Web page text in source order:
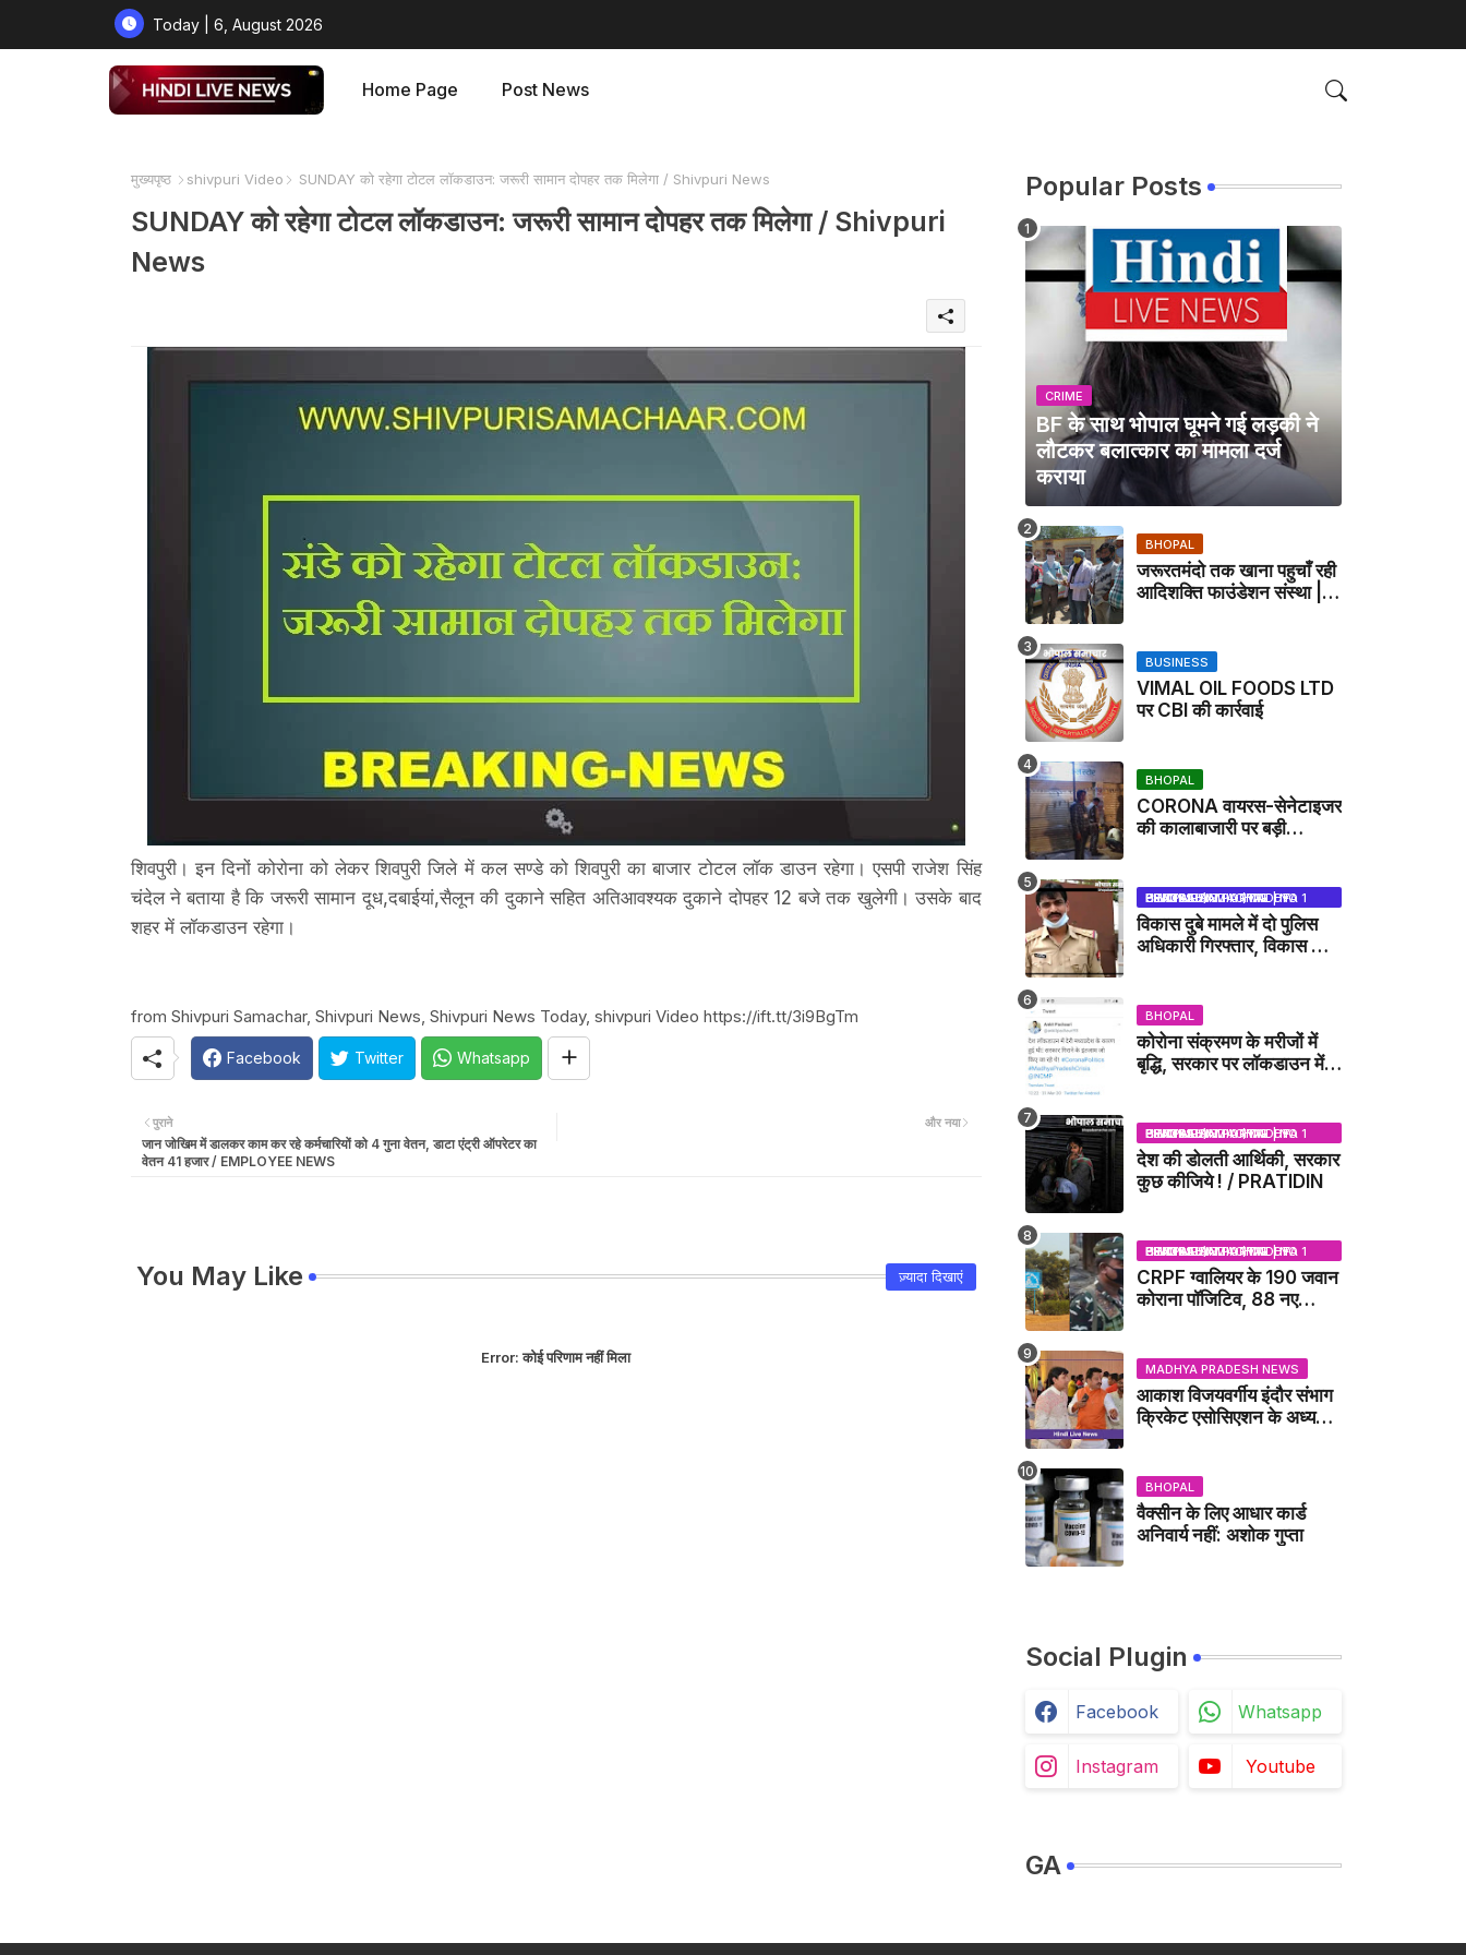
Today | 6, August 2026
Home Page Post News
मुख्यपृष्ठ shivpuri Video SUNDAY को रहेगा टोटल लॉकडाउन: जरूरी सामान दोपहर तक मिलेगा / Shivpuri News
SUNDAY को रहेगा टोटल लॉकडाउन: जरूरी सामान दोपहर तक मिलेगा / Shivpuri
News
शिवपुरी। इन दिनों कोरोना को लेकर शिवपुरी जिले में कल सण्डे को शिवपुरी का बाजार टोटल लॉक डाउन रहेगा। एसपी राजेश सिंह
चंदेल ने बताया है कि जरूरी सामान दूध,दबाईयां,सैलून की दुकाने सहित अतिआवश्यक दुकाने दोपहर 12 बजे तक खुलेगी। उसके बाद
शहर में लॉकडाउन रहेगा।
from Shivpuri Samachar, Shivpuri News, Shivpuri News Today, shivpuri Video https://ift.tt/3i9BgTm
Facebook Twitter Whatsapp
और नया
पुराने
जान जोखिम में डालकर काम कर रहे कर्मचारियों को 4 गुना वेतन, डाटा एंट्री ऑपरेटर का
वेतन 41 हजार / EMPLOYEE NEWS
You May Like ज़्यादा दिखाएं
Error:कोई परिणाम नहीं मिला
Popular Posts
CRIME
BF के साथ भोपाल घूमने गई लड़की ने
लौटकर बलात्कार का मामला दर्ज
कराया
BHOPAL
जरूरतमंदो तक खाना पहुचाँ रही
आदिशक्ति फाउंडेशन संस्था |
BUSINESS
VIMAL OIL FOODS LTD
पर CBI की कार्रवाई
BHOPAL
CORONA वायरस-सेनेटाइजर
की कालाबाजारी पर बड़ी
BHOPAL SAMACHAR | NO 1 HINDI NEWS PORTAL OF CENTRAL INDIA (MADHYA PRADESH)
विकास दुबे मामले में दो पुलिस
अधिकारी गिरफ्तार, विकास की
BHOPAL
कोरोना संक्रमण के मरीजों में
बृद्धि, सरकार पर लॉकडाउन में
BHOPAL SAMACHAR | NO 1 HINDI NEWS PORTAL OF CENTRAL INDIA (MADHYA PRADESH)
देश की डोलती आर्थिकी, सरकार
कुछ कीजिये ! / PRATIDIN
BHOPAL SAMACHAR | NO 1 HINDI NEWS PORTAL OF CENTRAL INDIA (MADHYA PRADESH)
CRPF ग्वालियर के 190 जवान
कोराना पॉजिटिव, 88 नए
MADHYA PRADESH NEWS
आकाश विजयवर्गीय इंदौर संभाग
क्रिकेट एसोसिएशन के अध्यक्ष
BHOPAL
वैक्सीन के लिए आधार कार्ड
अनिवार्य नहीं: अशोक गुप्ता
Social Plugin
Facebook Whatsapp
Instagram Youtube
GA